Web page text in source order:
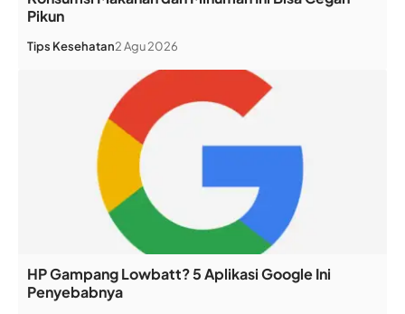
Pikun
Tips Kesehatan2 Agu 2026
HP Gampang Lowbatt? 5 Aplikasi Google Ini
Penyebabnya